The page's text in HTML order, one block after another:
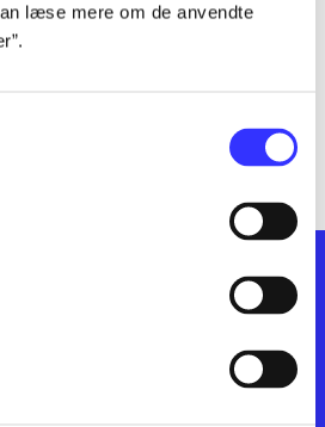
læse mere om de anvendte
...
...
...